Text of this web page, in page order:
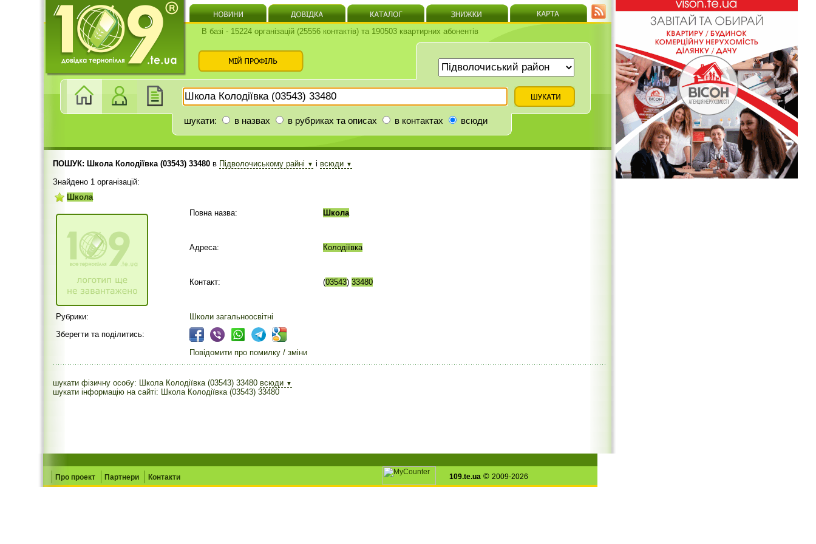
В базі - 15224 організацій (25556 контактів) та 190503 квартирних абонентів
шукати: в назвах в рубриках та описах в контактах всюди
ПОШУК: Школа Колодіївка (03543) 33480 в Підволочиському райні ▼ і всюди ▼
Знайдено 1 організацій:
Школа
Повна назва:
Школа
Адреса: Колодіївка
Контакт: (03543) 33480
Рубрики:
Школи загальноосвітні
Зберегти та поділитись:
Повідомити про помилку / зміни
шукати фізичну особу: Школа Колодіївка (03543) 33480 всюди ▼
шукати інформацію на сайті: Школа Колодіївка (03543) 33480
Про проект Партнери Контакти 109.te.ua © 2009-2026